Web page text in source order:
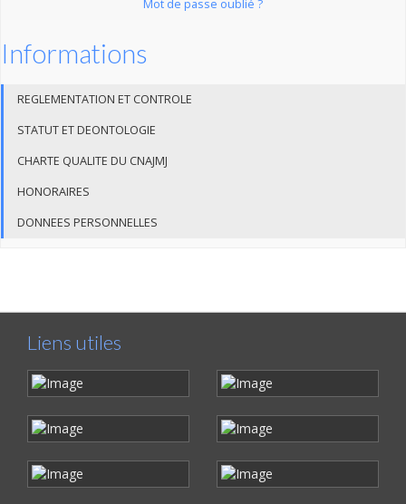
Mot de passe oublié ?
Informations
REGLEMENTATION ET CONTROLE
STATUT ET DEONTOLOGIE
CHARTE QUALITE DU CNAJMJ
HONORAIRES
DONNEES PERSONNELLES
Liens utiles